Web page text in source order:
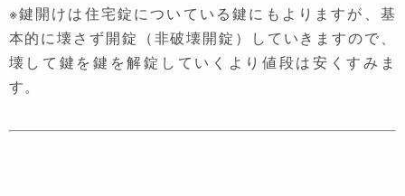
※鍵開けは住宅錠についている鍵にもよりますが、基
本的に壊さず開錠（非破壊開錠）していきますので、
壊して鍵を鍵を解錠していくより値段は安くすみま
す。